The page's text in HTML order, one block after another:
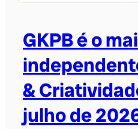
GKPB é o
&
julho de